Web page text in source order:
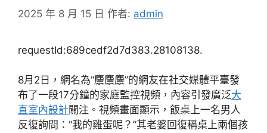
2025 年 8 月 15 日 作者: admin
requestId:689cedf2d7d383.28108138.
8月2日，網名為“䴩䴩䴩”的網友在社交媒體平臺發
布了一段17分鐘的家庭監控視頻，內容引發廣泛大
直室內設計關注。視頻畫面顯示，飯桌上一名男人
反復詢問：“我的雞蛋呢？”其老婆回復稱桌上兩個孩